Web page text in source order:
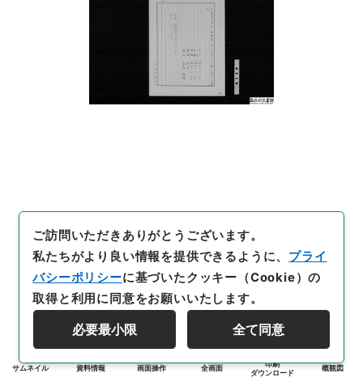
サムネイル 資料情報 画面操作 全画面
印刷
ダウンロード
概観図
ご訪問いただきありがとうございます。
私たちがより良い情報を提供できるように、 プライ
バシーポリシーに基づいたクッキー（Cookie）の
取得と利用に同意をお願いいたします。
必要最小限 全て同意